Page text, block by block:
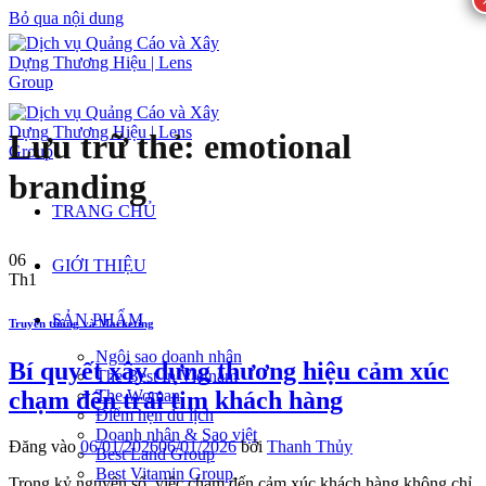
Bỏ qua nội dung
TRANG CHỦ
GIỚI THIỆU
SẢN PHẨM
Ngôi sao doanh nhân
The Best In Vietnam
The Woman
Điểm hẹn du lịch
Doanh nhân & Sao việt
Best Land Group
Best Vitamin Group
Lưu trữ thẻ: emotional
branding
06
Th1
Truyền thông và Marketing
Bí quyết xây dựng thương hiệu cảm xúc
chạm đến trái tim khách hàng
Đăng vào 06/01/202606/01/2026 bởi Thanh Thủy